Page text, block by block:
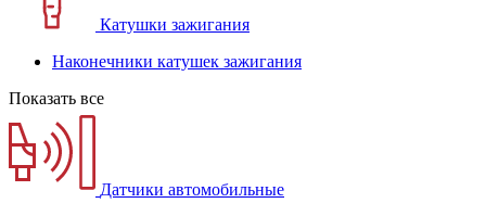
Катушки зажигания
Наконечники катушек зажигания
Показать все
Датчики автомобильные